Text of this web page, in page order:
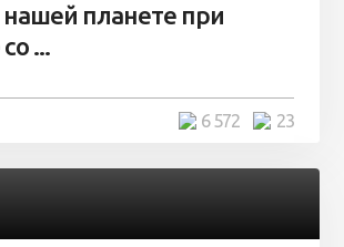
нашей планете при
...
23
6 572